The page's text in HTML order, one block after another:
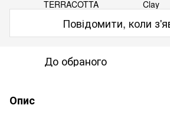
Повідомити, коли
До обраного
Опис